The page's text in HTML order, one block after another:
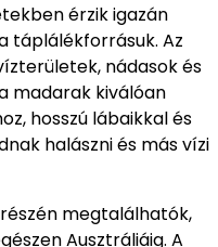
érzik igazán
táplálékforrásuk. Az
nádasok és
madarak kiválóan
hosszú lábaikkal és
halászni és más vízi
megtalálhatók,
Ausztráliáig. A